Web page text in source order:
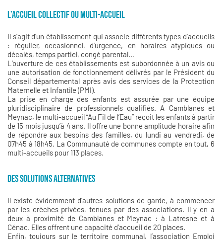
L’ACCUEIL COLLECTIF OU MULTI-ACCUEIL
Il s’agit d’un établissement qui associe différents types d’accueils
: régulier, occasionnel, d’urgence, en horaires atypiques ou
décalés, temps partiel, congé parental…
L’ouverture de ces établissements est subordonnée à un avis ou
une autorisation de fonctionnement délivrés par le Président du
Conseil départemental après avis des services de la Protection
Maternelle et Infantile (PMI).
La prise en charge des enfants est assurée par une équipe
pluridisciplinaire de professionnels qualifiés. A Camblanes et
Meynac, le multi-accueil “Au Fil de l’Eau” reçoit les enfants à partir
de 15 mois jusqu’à 4 ans. Il offre une bonne amplitude horaire afin
de répondre aux besoins des familles, du lundi au vendredi, de
07h45 à 18h45. La Communauté de communes compte en tout, 6
multi-accueils pour 113 places.
DES SOLUTIONS ALTERNATIVES
Il existe évidemment d’autres solutions de garde, à commencer
par les crèches privées, tenues par des associations. Il y en a
deux à proximité de Camblanes et Meynac : à Latresne et à
Cénac. Elles offrent une capacité d’accueil de 20 places.
Enfin, toujours sur le territoire communal, l’association Emploi